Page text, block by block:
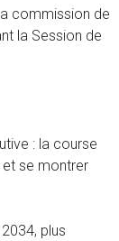
commission de
la Session de
: la course
et se montrer
plus